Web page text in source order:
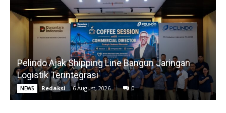
Pelindo Ajak Shipping Line Bangun Jaringan
Logistik Terintegrasi
NEWS Redaksi - 6 August, 2026 0